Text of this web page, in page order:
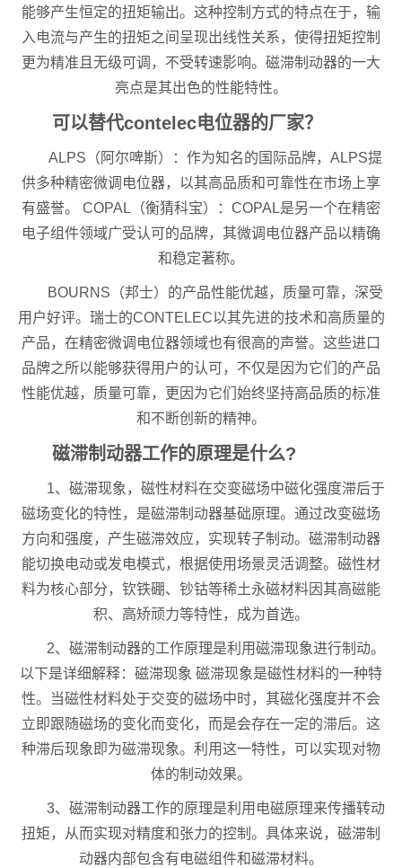
能够产生恒定的扭矩输出。这种控制方式的特点在于，输
入电流与产生的扭矩之间呈现出线性关系，使得扭矩控制
更为精准且无级可调，不受转速影响。磁滞制动器的一大
亮点是其出色的性能特性。
可以替代contelec电位器的厂家？
ALPS（阿尔啤斯）：作为知名的国际品牌，ALPS提
供多种精密微调电位器，以其高品质和可靠性在市场上享
有盛誉。 COPAL（衡猜科宝）：COPAL是另一个在精密
电子组件领域广受认可的品牌，其微调电位器产品以精确
和稳定著称。
BOURNS（邦士）的产品性能优越，质量可靠，深受
用户好评。瑞士的CONTELEC以其先进的技术和高质量的
产品，在精密微调电位器领域也有很高的声誉。这些进口
品牌之所以能够获得用户的认可，不仅是因为它们的产品
性能优越，质量可靠，更因为它们始终坚持高品质的标准
和不断创新的精神。
磁滞制动器工作的原理是什么?
1、磁滞现象，磁性材料在交变磁场中磁化强度滞后于
磁场变化的特性，是磁滞制动器基础原理。通过改变磁场
方向和强度，产生磁滞效应，实现转子制动。磁滞制动器
能切换电动或发电模式，根据使用场景灵活调整。磁性材
料为核心部分，钦铁硼、钞钴等稀土永磁材料因其高磁能
积、高矫顽力等特性，成为首选。
2、磁滞制动器的工作原理是利用磁滞现象进行制动。
以下是详细解释：磁滞现象 磁滞现象是磁性材料的一种特
性。当磁性材料处于交变的磁场中时，其磁化强度并不会
立即跟随磁场的变化而变化，而是会存在一定的滞后。这
种滞后现象即为磁滞现象。利用这一特性，可以实现对物
体的制动效果。
3、磁滞制动器工作的原理是利用电磁原理来传播转动
扭矩，从而实现对精度和张力的控制。具体来说，磁滞制
动器内部包含有电磁组件和磁滞材料。